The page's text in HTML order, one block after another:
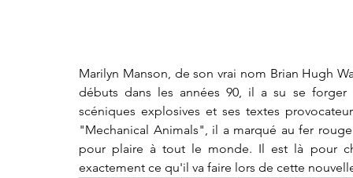
Marilyn Manson, de son vrai nom Brian Hugh
débuts dans les années 90, il a su se forger
scéniques explosives et ses textes
"Mechanical Animals", il a marqué au fer
pour plaire à tout le monde. Il est là pour
exactement ce qu'il va faire lors de cette